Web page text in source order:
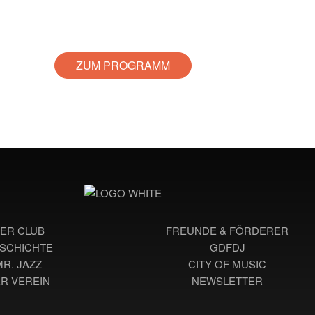
ZUM PROGRAMM
CLUB
JAZZ
VEREIN
FREUNDE & FÖRDERER
GDFDJ
CITY OF MUSIC
NEWSLETTER